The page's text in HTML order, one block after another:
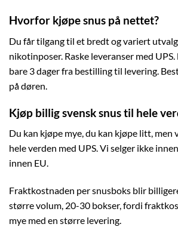
Hvorfor kjøpe snus på nettet?
Du får tilgang til et bredt og variert
nikotinposer. Raske leveranser med
bare 3 dager fra bestilling til levering.
på døren.
Kjøp billig svensk snus til hele
Du kan kjøpe mye, du kan kjøpe litt, men
hele verden med UPS. Vi selger ikke
innen EU.
Fraktkostnaden per snusboks blir
større volum, 20-30 bokser, fordi
mye med en større levering.